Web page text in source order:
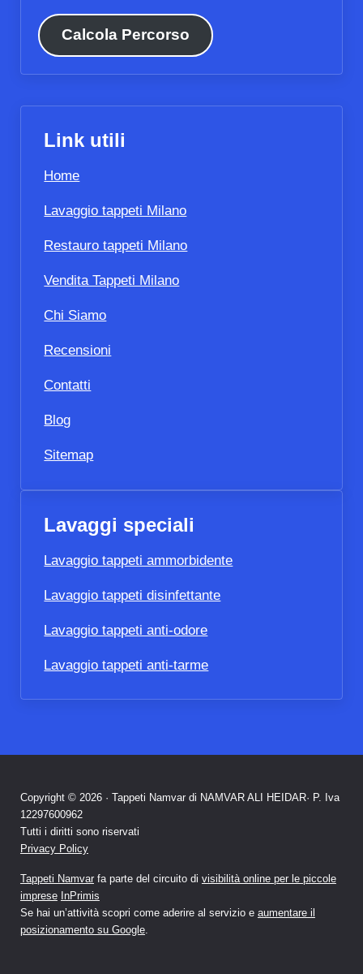
Calcola Percorso
Link utili
Home
Lavaggio tappeti Milano
Restauro tappeti Milano
Vendita Tappeti Milano
Chi Siamo
Recensioni
Contatti
Blog
Sitemap
Lavaggi speciali
Lavaggio tappeti ammorbidente
Lavaggio tappeti disinfettante
Lavaggio tappeti anti-odore
Lavaggio tappeti anti-tarme
Copyright © 2026 · Tappeti Namvar di NAMVAR ALI HEIDAR· P. Iva
12297600962
Tutti i diritti sono riservati
Privacy Policy
Tappeti Namvarfa parte del circuito di visibilità online per le piccole
imprese InPrimis
Se hai un’attività scopri come aderire al servizio e aumentare il
posizionamento su Google.